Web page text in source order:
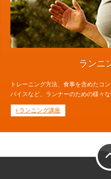
ランニ
トレーニング方法、食事を含めたコ
バイスなど、ランナーのための様々な
ランニング講座